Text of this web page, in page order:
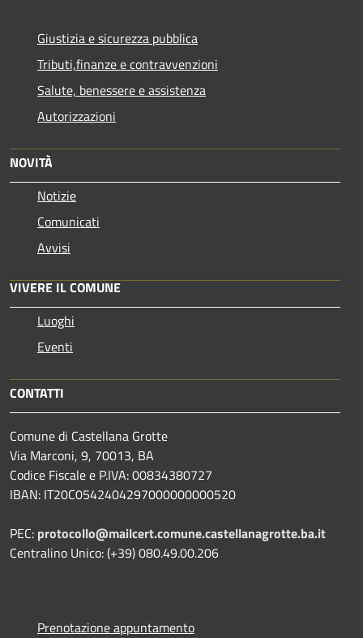
Giustizia e sicurezza pubblica
Tributi,finanze e contravvenzioni
Salute, benessere e assistenza
Autorizzazioni
NOVITÀ
Notizie
Comunicati
Avvisi
VIVERE IL COMUNE
Luoghi
Eventi
CONTATTI
Comune di Castellana Grotte
Via Marconi, 9, 70013, BA
Codice Fiscale e P.IVA: 00834380727
IBAN: IT20C0542404297000000000520
PEC: protocollo@mailcert.comune.castellanagrotte.ba.it
Centralino Unico: (+39) 080.49.00.206
Prenotazione appuntamento